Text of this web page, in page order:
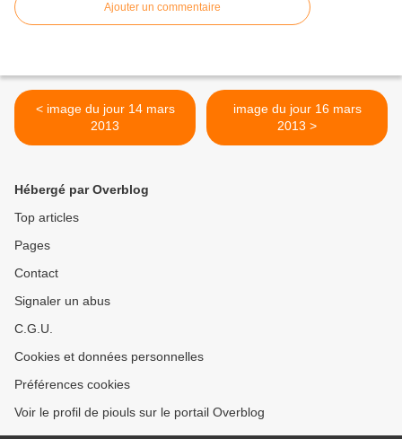
Ajouter un commentaire
< image du jour 14 mars
2013
image du jour 16 mars
2013 >
Hébergé par Overblog
Top articles
Pages
Contact
Signaler un abus
C.G.U.
Cookies et données personnelles
Préférences cookies
Voir le profil de piouls sur le portail Overblog